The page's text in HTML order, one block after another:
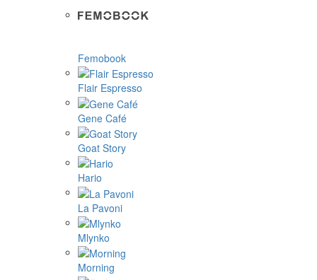
Femobook
Flair Espresso
Gene Café
Goat Story
Hario
La Pavoni
Mlynko
Morning